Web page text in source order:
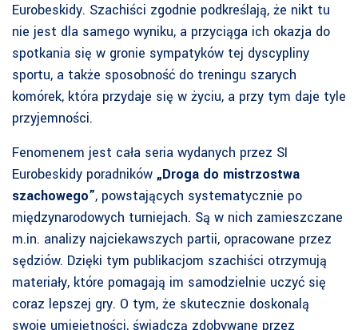
Eurobeskidy. Szachiści zgodnie podkreślają, że nikt tu
nie jest dla samego wyniku, a przyciąga ich okazja do
spotkania się w gronie sympatyków tej dyscypliny
sportu, a także sposobność do treningu szarych
komórek, która przydaje się w życiu, a przy tym daje tyle
przyjemności.
Fenomenem jest cała seria wydanych przez SI
Eurobeskidy poradników „Droga do mistrzostwa
szachowego”, powstających systematycznie po
międzynarodowych turniejach. Są w nich zamieszczane
m.in. analizy najciekawszych partii, opracowane przez
sędziów. Dzięki tym publikacjom szachiści otrzymują
materiały, które pomagają im samodzielnie uczyć się
coraz lepszej gry. O tym, że skutecznie doskonalą
swoje umiejętności, świadczą zdobywane przez